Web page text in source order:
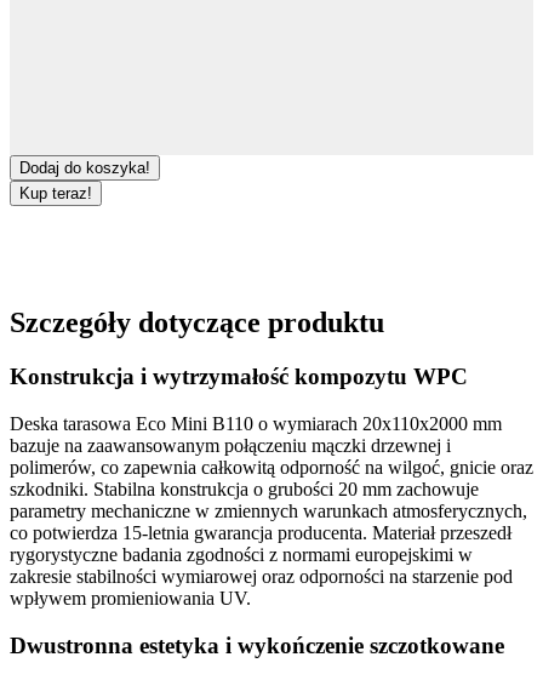
Dodaj do koszyka!
Kup teraz!
Szczegóły dotyczące produktu
Konstrukcja i wytrzymałość kompozytu WPC
Deska tarasowa Eco Mini B110 o wymiarach 20x110x2000 mm
bazuje na zaawansowanym połączeniu mączki drzewnej i
polimerów, co zapewnia całkowitą odporność na wilgoć, gnicie oraz
szkodniki. Stabilna konstrukcja o grubości 20 mm zachowuje
parametry mechaniczne w zmiennych warunkach atmosferycznych,
co potwierdza 15-letnia gwarancja producenta. Materiał przeszedł
rygorystyczne badania zgodności z normami europejskimi w
zakresie stabilności wymiarowej oraz odporności na starzenie pod
wpływem promieniowania UV.
Dwustronna estetyka i wykończenie szczotkowane